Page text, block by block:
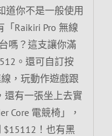
道你不是一般使用
Raikiri Pro 無線
嗎？這支讓你滿
。還可自訂按
，玩動作遊戲跟
還有一張坐上去實
Core 電競椅」，
$15112！也有黑